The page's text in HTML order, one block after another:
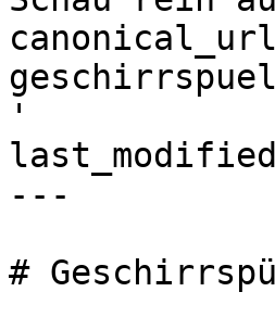
'
---
#